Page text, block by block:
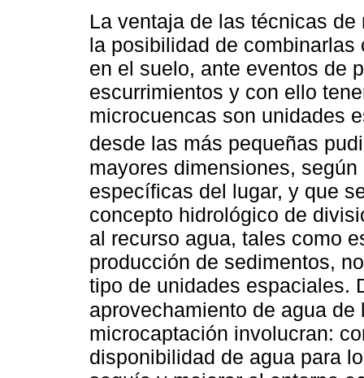
La ventaja de las técnicas
la posibilidad de
en el suelo, ante eventos de
escurrimientos y con ello
microcuencas son unidades
desde las más pequeñas
mayores dimensiones,
específicas del lugar, y que
concepto hidrológico de
al recurso agua, tales como
producción de sedimentos,
tipo de unidades espaciales.
aprovechamiento de agua de
microcaptación involucran:
disponibilidad de agua para